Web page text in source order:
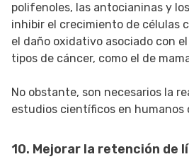
polifenoles, las antocianinas y
inhibir el crecimiento de células
el daño oxidativo asociado con
tipos de cáncer, como el de
No obstante, son necesarios la
estudios científicos en humanos
10. Mejorar la retención de